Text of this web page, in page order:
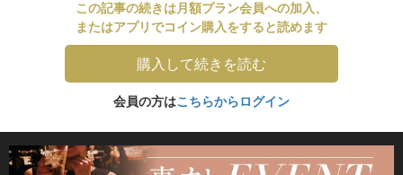
この記事の続きは月額プラン会員への加入、
またはアプリでコイン購入をすると読めます
購入して続きを読む
会員の方はこちらからログイン